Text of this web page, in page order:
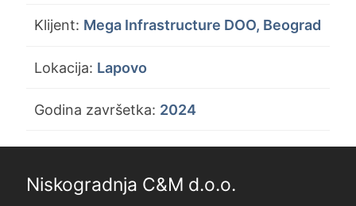
Klijent: Mega Infrastructure DOO, Beograd
Lokacija: Lapovo
Godina završetka: 2024
Niskogradnja C&M d.o.o.